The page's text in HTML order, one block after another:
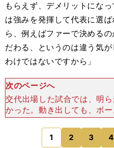
もらえず、デメリットにな
は強みを発揮して代表に選
ら、例えばファーで決める
だわる、というのは違う気
わけではないですから」
次のページへ
交代出場した試合では、明
かった。動き出しても、ボ
の長所は一瞬でマークを外
を呼び込むところにあるが
ョートパス
1 2 3 4
のペ